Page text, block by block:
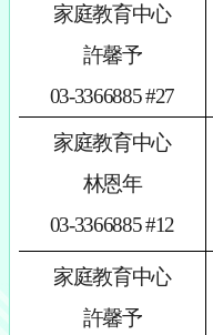
家庭教育中心
許馨予
03-3366885 #27
家庭教育中心
林恩年
03-3366885 #12
家庭教育中心
許馨予